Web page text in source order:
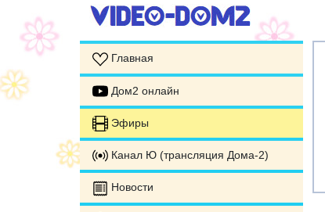
Главная
Дом2 онлайн
Эфиры
Канал Ю (трансляция Дома-2)
Новости